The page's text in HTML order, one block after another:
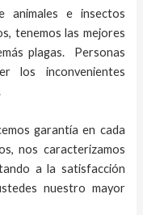
animales e insectos
tenemos las mejores
plagas. Personas
los inconvenientes
garantía en cada
nos caracterizamos
a la satisfacción
nuestro mayor